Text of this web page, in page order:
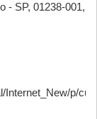
- SP, 01238-001,
p/